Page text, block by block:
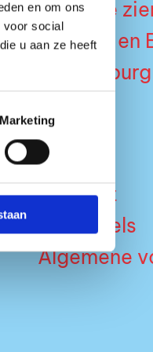
en om ons
voor social
u aan ze heeft
Marketing
al te
en
Contact
Huisregels
Algemene